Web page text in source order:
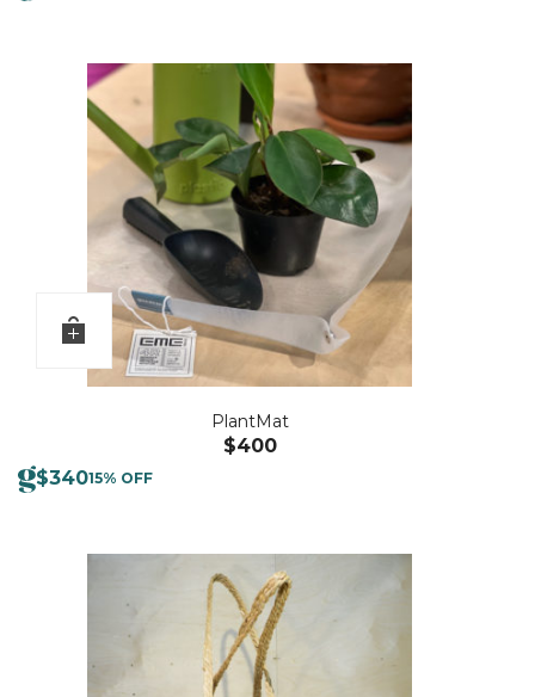
PlantMat
$400
$34015% OFF